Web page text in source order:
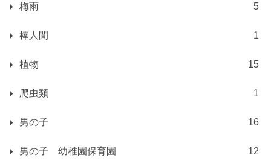
梅雨 5
棒人間 1
植物 15
爬虫類 1
男の子 16
男の子 幼稚園保育園 12